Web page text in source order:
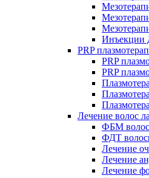
Инъекции
PRP
PRP
PRP
Лечение волос
ФБМ
ФДТ
Лечение
Лечение
Лечение